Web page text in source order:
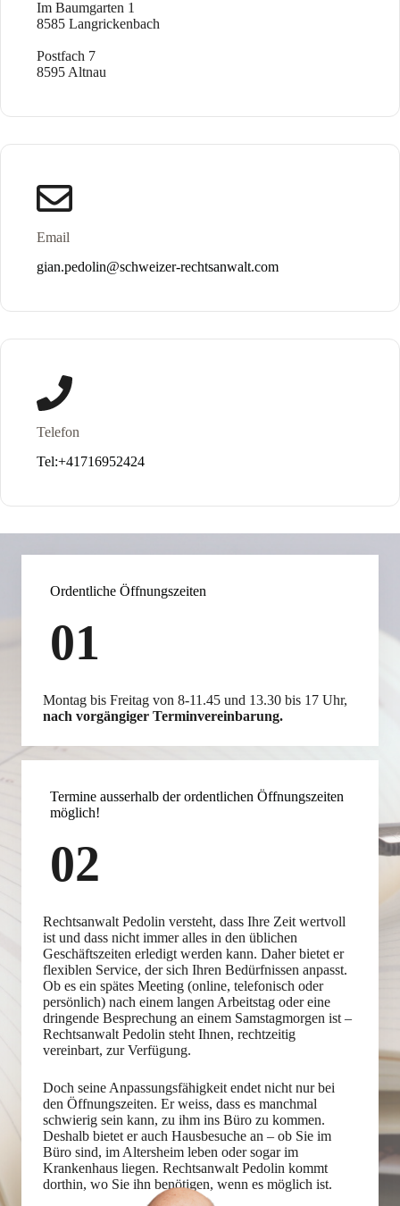
Im Baumgarten 1
8585 Langrickenbach
Postfach 7
8595 Altnau
Email
gian.pedolin@schweizer-rechtsanwalt.com
Telefon
Tel:+41716952424
Ordentliche Öffnungszeiten
01
Montag bis Freitag von 8-11.45 und 13.30 bis 17 Uhr,
nach vorgängiger Terminvereinbarung.
Termine ausserhalb der ordentlichen Öffnungszeiten
möglich!
02
Rechtsanwalt Pedolin versteht, dass Ihre Zeit wertvoll
ist und dass nicht immer alles in den üblichen
Geschäftszeiten erledigt werden kann. Daher bietet er
flexiblen Service, der sich Ihren Bedürfnissen anpasst.
Ob es ein spätes Meeting (online, telefonisch oder
persönlich) nach einem langen Arbeitstag oder eine
dringende Besprechung an einem Samstagmorgen ist –
Rechtsanwalt Pedolin steht Ihnen, rechtzeitig
vereinbart, zur Verfügung.
Doch seine Anpassungsfähigkeit endet nicht nur bei
den Öffnungszeiten. Er weiss, dass es manchmal
schwierig sein kann, zu ihm ins Büro zu kommen.
Deshalb bietet er auch Hausbesuche an – ob Sie im
Büro sind, im Altersheim leben oder sogar im
Krankenhaus liegen. Rechtsanwalt Pedolin kommt
dorthin, wo Sie ihn benötigen, wenn es möglich ist.